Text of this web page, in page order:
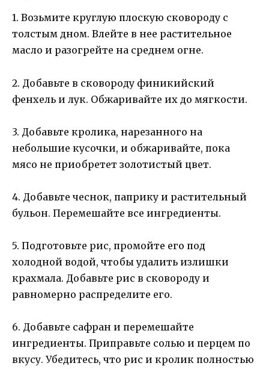
1. Возьмите круглую плоскую сковороду с
толстым дном. Влейте в нее растительное
масло и разогрейте на среднем огне.
2. Добавьте в сковороду финикийский
фенхель и лук. Обжаривайте их до мягкости.
3. Добавьте кролика, нарезанного на
небольшие кусочки, и обжаривайте, пока
мясо не приобретет золотистый цвет.
4. Добавьте чеснок, паприку и растительный
бульон. Перемешайте все ингредиенты.
5. Подготовьте рис, промойте его под
холодной водой, чтобы удалить излишки
крахмала. Добавьте рис в сковороду и
равномерно распределите его.
6. Добавьте сафран и перемешайте
ингредиенты. Приправьте солью и перцем по
вкусу. Убедитесь, что рис и кролик полностью